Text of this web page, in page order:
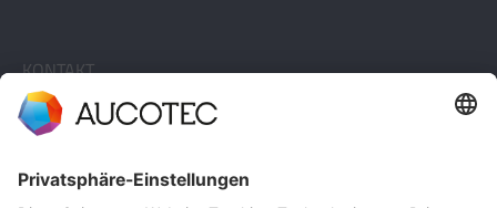
KONTAKT
KONTAKT AUFNEHMEN
Telefon +49 511 6103 0